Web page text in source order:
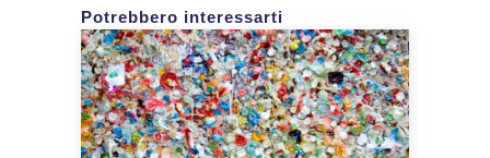
Potrebbero interessarti